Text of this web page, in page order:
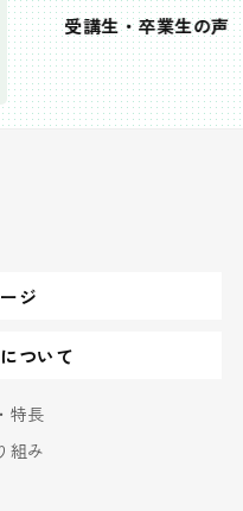
受講生・卒業生の声
ジ
ついて
特長
組み